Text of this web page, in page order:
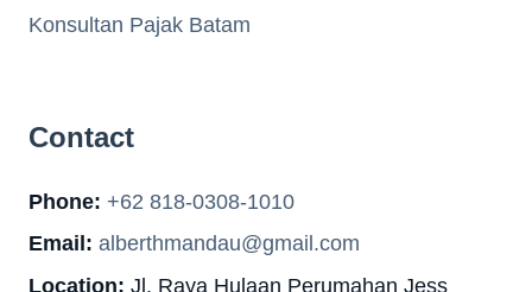
Konsultan Pajak Batam
Contact
Phone: +62 818-0308-1010
Email: alberthmandau@gmail.com
Location: Jl. Raya Hulaan Perumahan Jess